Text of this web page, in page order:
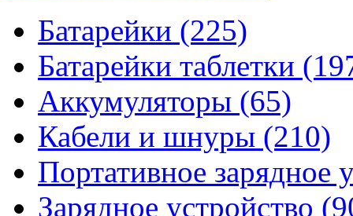
Батарейки (225)
Батарейки таблетки
Аккумуляторы (65)
Кабели и шнуры (210)
Портативное зарядное
Зарядное устройство